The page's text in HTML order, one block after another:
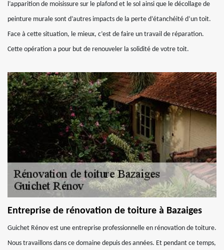
l’apparition de moisissure sur le plafond et le sol ainsi que le décollage de
peinture murale sont d’autres impacts de la perte d’étanchéité d’un toit.
Face à cette situation, le mieux, c’est de faire un travail de réparation.
Cette opération a pour but de renouveler la solidité de votre toit.
Entreprise de rénovation de toiture à Bazaiges
Guichet Rénov est une entreprise professionnelle en rénovation de toiture.
Nous travaillons dans ce domaine depuis des années. Et pendant ce temps,